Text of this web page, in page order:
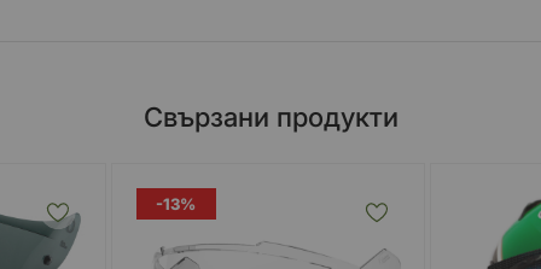
Свързани продукти
-13%